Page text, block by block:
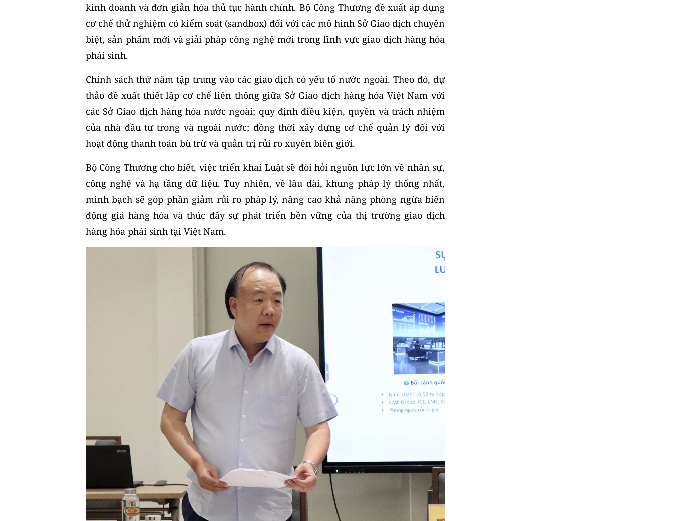
kinh doanh và đơn giản hóa thủ tục hành chính. Bộ Công Thương đề xuất áp dụng
cơ chế thử nghiệm có kiểm soát (sandbox) đối với các mô hình Sở Giao dịch chuyên
biệt, sản phẩm mới và giải pháp công nghệ mới trong lĩnh vực giao dịch hàng hóa
phái sinh.
Chính sách thứ năm tập trung vào các giao dịch có yếu tố nước ngoài. Theo đó, dự
thảo đề xuất thiết lập cơ chế liên thông giữa Sở Giao dịch hàng hóa Việt Nam với
các Sở Giao dịch hàng hóa nước ngoài; quy định điều kiện, quyền và trách nhiệm
của nhà đầu tư trong và ngoài nước; đồng thời xây dựng cơ chế quản lý đối với
hoạt động thanh toán bù trừ và quản trị rủi ro xuyên biên giới.
Bộ Công Thương cho biết, việc triển khai Luật sẽ đòi hỏi nguồn lực lớn về nhân sự,
công nghệ và hạ tầng dữ liệu. Tuy nhiên, về lâu dài, khung pháp lý thống nhất,
minh bạch sẽ góp phần giảm rủi ro pháp lý, nâng cao khả năng phòng ngừa biến
động giá hàng hóa và thúc đẩy sự phát triển bền vững của thị trường giao dịch
hàng hóa phái sinh tại Việt Nam.